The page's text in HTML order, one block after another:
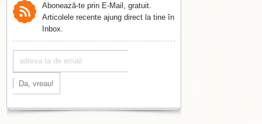
Abonează-te prin E-Mail, gratuit.
Articolele recente ajung direct la tine în
Inbox.